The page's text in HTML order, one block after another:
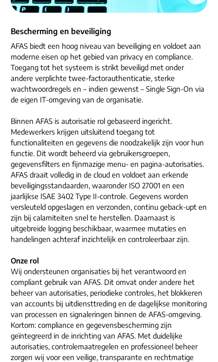
Bescherming en beveiliging
AFAS biedt een hoog niveau van beveiliging en voldoet aan
moderne eisen op het gebied van privacy en compliance.
Toegang tot het systeem is strikt beveiligd met onder
andere verplichte twee‑factorauthenticatie, sterke
wachtwoordregels en – indien gewenst – Single Sign‑On via
de eigen IT‑omgeving van de organisatie.
Binnen AFAS is autorisatie rol gebaseerd ingericht.
Medewerkers krijgen uitsluitend toegang tot
functionaliteiten en gegevens die noodzakelijk zijn voor hun
functie. Dit wordt beheerd via gebruikersgroepen,
gegevensfilters en fijnmazige menu‑ en pagina‑autorisaties.
AFAS draait volledig in de cloud en voldoet aan erkende
beveiligingsstandaarden, waaronder ISO 27001 en een
jaarlijkse ISAE 3402 Type II‑controle. Gegevens worden
versleuteld opgeslagen en verzonden, continu geback‑upt en
zijn bij calamiteiten snel te herstellen. Daarnaast is
uitgebreide logging beschikbaar, waarmee mutaties en
handelingen achteraf inzichtelijk en controleerbaar zijn.
Onze rol
Wij ondersteunen organisaties bij het verantwoord en
compliant gebruik van AFAS. Dit omvat onder andere het
beheer van autorisaties, periodieke controles, het blokkeren
van accounts bij uitdiensttreding en de dagelijkse monitoring
van processen en signaleringen binnen de AFAS‑omgeving.
Kortom: compliance en gegevensbescherming zijn
geïntegreerd in de inrichting van AFAS. Met duidelijke
autorisaties, controlemaatregelen en professioneel beheer
zorgen wij voor een veilige, transparante en rechtmatige